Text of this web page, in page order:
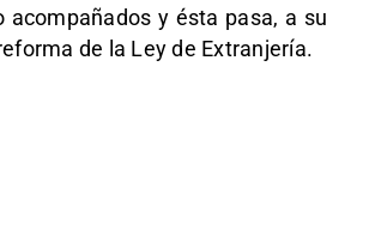
acompañados y ésta pasa, a su
de la Ley de Extranjería.